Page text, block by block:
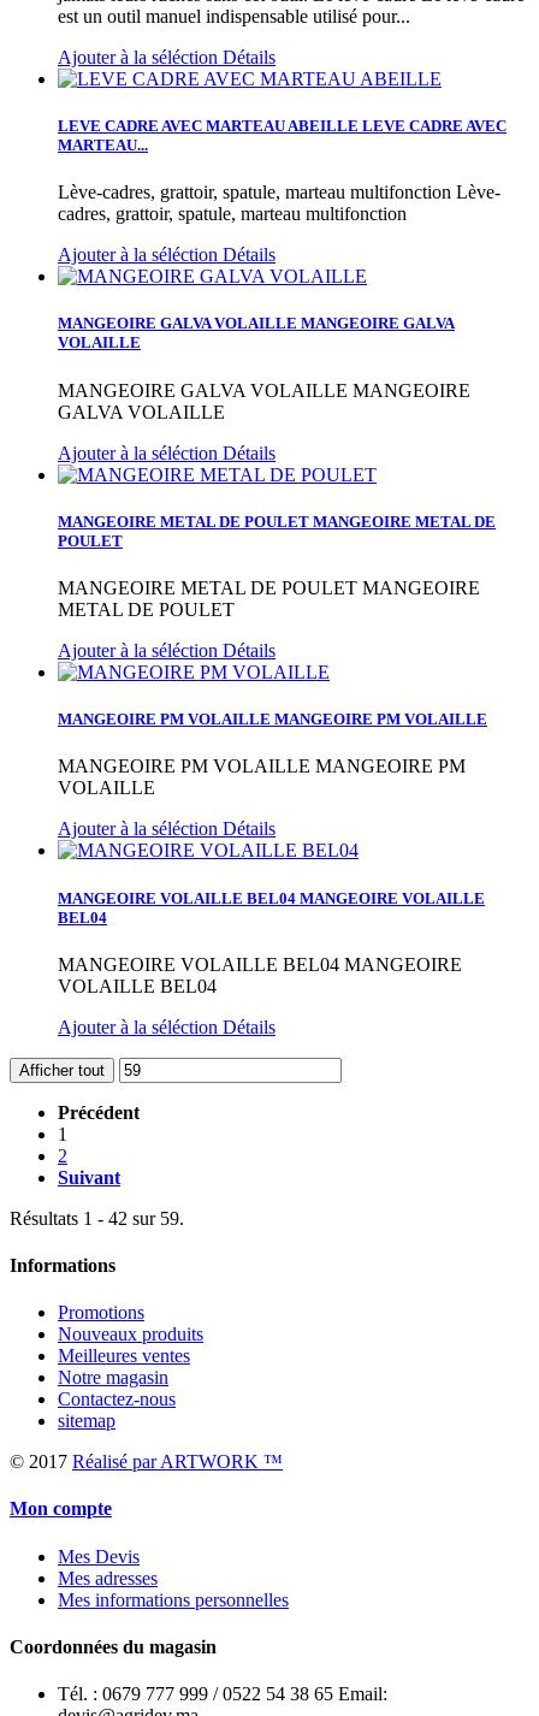
est un outil manuel indispensable utilisé pour...
Ajouter à la séléction Détails
LEVE CADRE AVEC MARTEAU ABEILLE LEVE CADRE AVEC
MARTEAU...
Lève-cadres, grattoir, spatule, marteau multifonction Lève-
cadres, grattoir, spatule, marteau multifonction
Ajouter à la séléction Détails
MANGEOIRE GALVA VOLAILLE MANGEOIRE GALVA
VOLAILLE
MANGEOIRE GALVA VOLAILLE MANGEOIRE
GALVA VOLAILLE
Ajouter à la séléction Détails
MANGEOIRE METAL DE POULET MANGEOIRE METAL DE
POULET
MANGEOIRE METAL DE POULET MANGEOIRE
METAL DE POULET
Ajouter à la séléction Détails
MANGEOIRE PM VOLAILLE MANGEOIRE PM VOLAILLE
MANGEOIRE PM VOLAILLE MANGEOIRE PM
VOLAILLE
Ajouter à la séléction Détails
MANGEOIRE VOLAILLE BEL04 MANGEOIRE VOLAILLE
BEL04
MANGEOIRE VOLAILLE BEL04 MANGEOIRE
VOLAILLE BEL04
Ajouter à la séléction Détails
Afficher tout
Précédent
1
2
Suivant
Résultats 1 - 42 sur 59.
Informations
Promotions
Nouveaux produits
Meilleures ventes
Notre magasin
Contactez-nous
sitemap
© 2017 Réalisé par ARTWORK ™
Mon compte
Mes Devis
Mes adresses
Mes informations personnelles
Coordonnées du magasin
Tél. : 0679 777 999 / 0522 54 38 65 Email: